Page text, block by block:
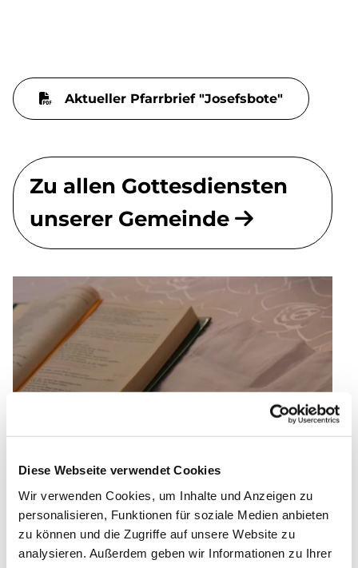
Diese Webseite verwendet Cookies
Wir verwenden Cookies, um Inhalte und Anzeigen zu
personalisieren, Funktionen für soziale Medien anbieten
zu können und die Zugriffe auf unsere Website zu
analysieren. Außerdem geben wir Informationen zu Ihrer
Aktueller Pfarrbrief "Josefsbote"
Zu allen Gottesdiensten
unserer Gemeinde
Sakramente & Seelsorge